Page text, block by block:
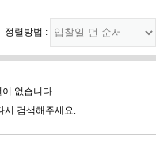
정렬방법 :
없습니다.
시 검색해주세요.